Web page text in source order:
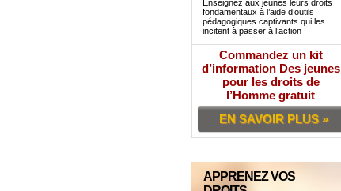
Enseignez aux jeunes leurs droits
fondamentaux à l’aide d’outils
pédagogiques captivants qui les
incitent à passer à l’action
Commandez un kit
d’information Des jeunes
pour les droits de
l’Homme gratuit
EN SAVOIR PLUS »
APPRENEZ VOS